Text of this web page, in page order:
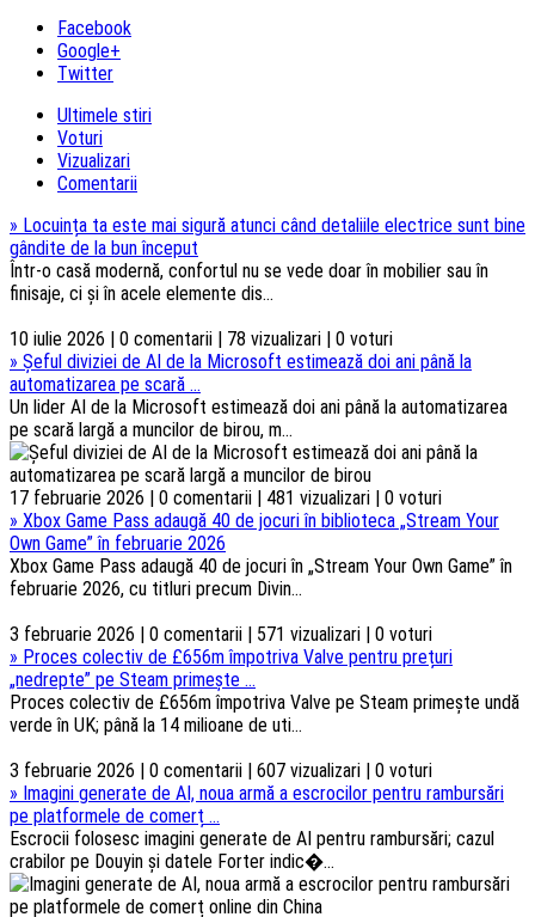
Facebook
Google+
Twitter
Ultimele stiri
Voturi
Vizualizari
Comentarii
» Locuința ta este mai sigură atunci când detaliile electrice sunt bine
gândite de la bun început
Într-o casă modernă, confortul nu se vede doar în mobilier sau în
finisaje, ci și în acele elemente dis...
10 iulie 2026 | 0 comentarii | 78 vizualizari | 0 voturi
» Șeful diviziei de AI de la Microsoft estimează doi ani până la
automatizarea pe scară ...
Un lider AI de la Microsoft estimează doi ani până la automatizarea
pe scară largă a muncilor de birou, m...
17 februarie 2026 | 0 comentarii | 481 vizualizari | 0 voturi
» Xbox Game Pass adaugă 40 de jocuri în biblioteca „Stream Your
Own Game” în februarie 2026
Xbox Game Pass adaugă 40 de jocuri în „Stream Your Own Game” în
februarie 2026, cu titluri precum Divin...
3 februarie 2026 | 0 comentarii | 571 vizualizari | 0 voturi
» Proces colectiv de £656m împotriva Valve pentru prețuri
„nedrepte” pe Steam primește ...
Proces colectiv de £656m împotriva Valve pe Steam primește undă
verde în UK; până la 14 milioane de uti...
3 februarie 2026 | 0 comentarii | 607 vizualizari | 0 voturi
» Imagini generate de AI, noua armă a escrocilor pentru rambursări
pe platformele de comerț ...
Escrocii folosesc imagini generate de AI pentru rambursări; cazul
crabilor pe Douyin și datele Forter indic�...